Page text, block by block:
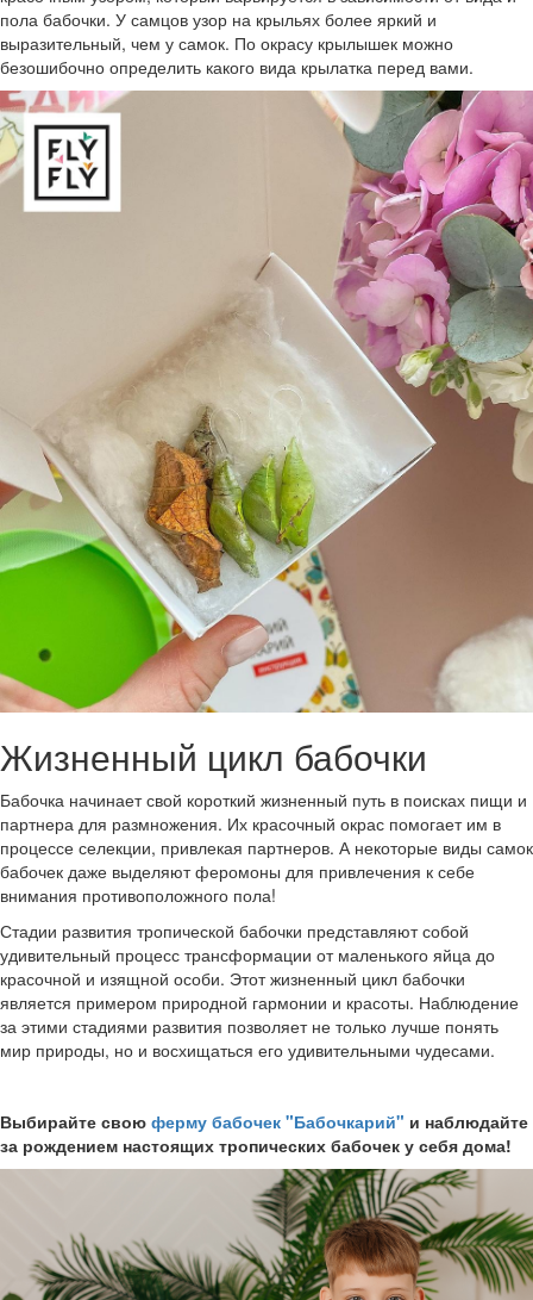
пола бабочки. У самцов узор на крыльях более яркий и
выразительный, чем у самок. По окрасу крылышек можно
безошибочно определить какого вида крылатка перед вами.
Жизненный цикл бабочки
Бабочка начинает свой короткий жизненный путь в поисках пищи и
партнера для размножения. Их красочный окрас помогает им в
процессе селекции, привлекая партнеров. А некоторые виды самок
бабочек даже выделяют феромоны для привлечения к себе
внимания противоположного пола!
Стадии развития тропической бабочки представляют собой
удивительный процесс трансформации от маленького яйца до
красочной и изящной особи. Этот жизненный цикл бабочки
является примером природной гармонии и красоты. Наблюдение
за этими стадиями развития позволяет не только лучше понять
мир природы, но и восхищаться его удивительными чудесами.
Выбирайте свою ферму бабочек "Бабочкарий" и наблюдайте
за рождением настоящих тропических бабочек у себя дома!